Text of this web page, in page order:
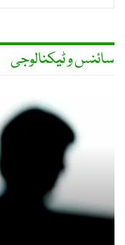
سائنس و ٹیکنالوجی